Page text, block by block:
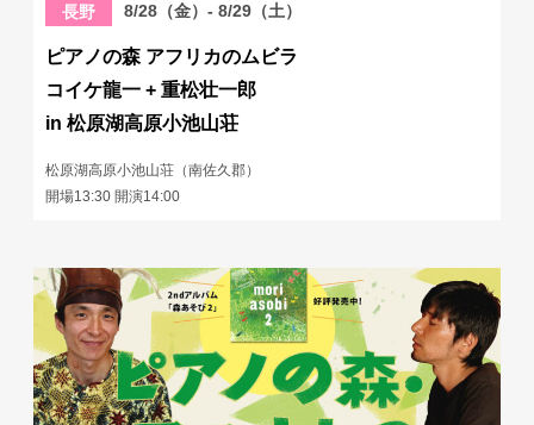
長野 8/28（金）- 8/29（土）
ピアノの森 アフリカのムビラ
コイケ龍一 + 重松壮一郎
in 松原湖高原小池山荘
松原湖高原小池山荘（南佐久郡）
開場13:30 開演14:00